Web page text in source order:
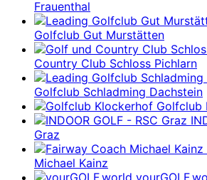
Frauenthal
Golfclub Gut Murstätten
Country Club Schloss Pichlarn
Golfclub Schladming Dachstein
Golfclub
Graz
Michael Kainz